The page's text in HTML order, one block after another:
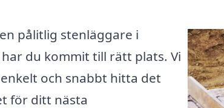
pålitlig stenläggare i
har du kommit till rätt plats. Vi
och snabbt hitta det
för ditt nästa